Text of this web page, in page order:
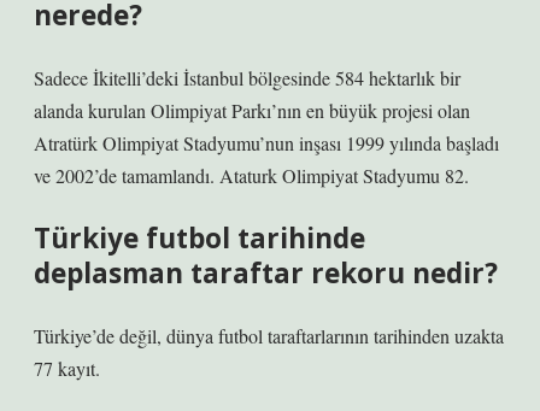
nerede?
Sadece İkitelli’deki İstanbul bölgesinde 584 hektarlık bir
alanda kurulan Olimpiyat Parkı’nın en büyük projesi olan
Atratürk Olimpiyat Stadyumu’nun inşası 1999 yılında başladı
ve 2002’de tamamlandı. Ataturk Olimpiyat Stadyumu 82.
Türkiye futbol tarihinde
deplasman taraftar rekoru nedir?
Türkiye’de değil, dünya futbol taraftarlarının tarihinden uzakta
77 kayıt.